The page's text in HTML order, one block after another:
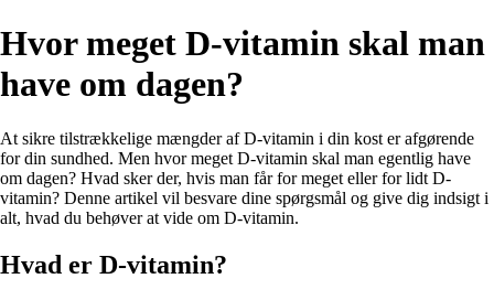
Hvor meget D-vitamin skal man
have om dagen?
At sikre tilstrækkelige mængder af D-vitamin i din kost er afgørende
for din sundhed. Men hvor meget D-vitamin skal man egentlig have
om dagen? Hvad sker der, hvis man får for meget eller for lidt D-
vitamin? Denne artikel vil besvare dine spørgsmål og give dig indsigt i
alt, hvad du behøver at vide om D-vitamin.
Hvad er D-vitamin?